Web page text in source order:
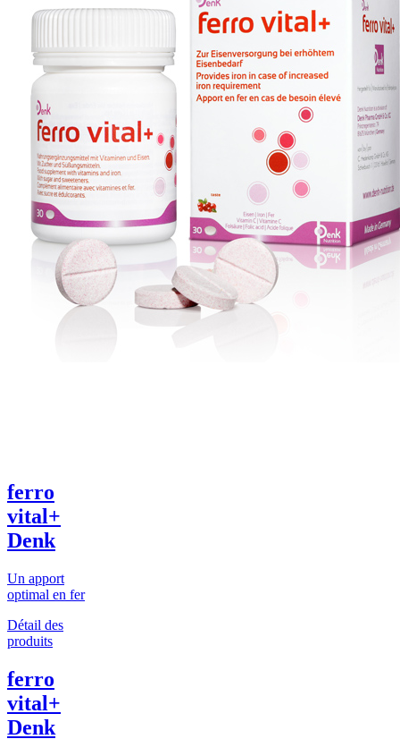
ferro
vital+
Denk
Un apport
optimal en fer
Détail des
produits
ferro
vital+
Denk